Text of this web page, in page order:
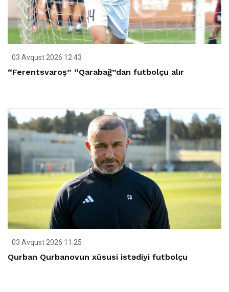
03 Avqust 2026 12:43
“Ferentsvaroş” “Qarabağ”dan futbolçu alır
03 Avqust 2026 11:25
Qurban Qurbanovun xüsusi istədiyi futbolçu